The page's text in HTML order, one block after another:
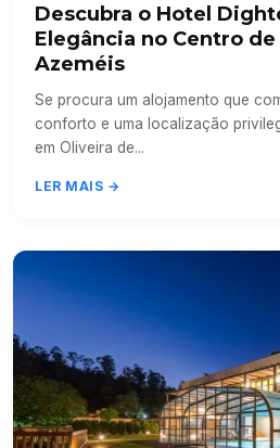
Descubra o Hotel
Elegância no Centro
Azeméis
Se procura um alojamento que
conforto e uma localização
em Oliveira de...
LER MAIS →